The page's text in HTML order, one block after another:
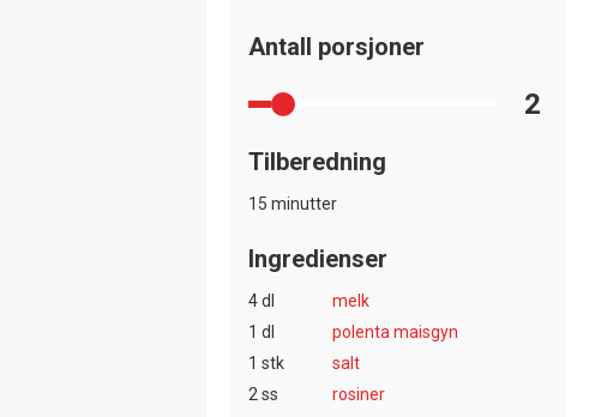
Antall porsjoner
2
Tilberedning
15 minutter
Ingredienser
4 dl
melk
1 dl
polenta maisgyn
1 stk
salt
2 ss
rosiner